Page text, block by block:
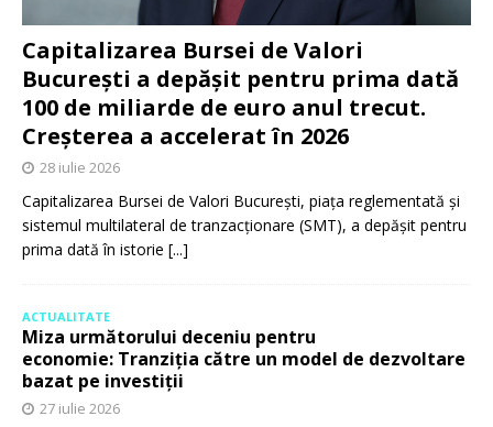
Capitalizarea Bursei de Valori
București a depășit pentru prima dată
100 de miliarde de euro anul trecut.
Creșterea a accelerat în 2026
28 iulie 2026
Capitalizarea Bursei de Valori București, piața reglementată și
sistemul multilateral de tranzacționare (SMT), a depășit pentru
prima dată în istorie [...]
ACTUALITATE
Miza următorului deceniu pentru
economie: Tranziția către un model de dezvoltare
bazat pe investiții
27 iulie 2026